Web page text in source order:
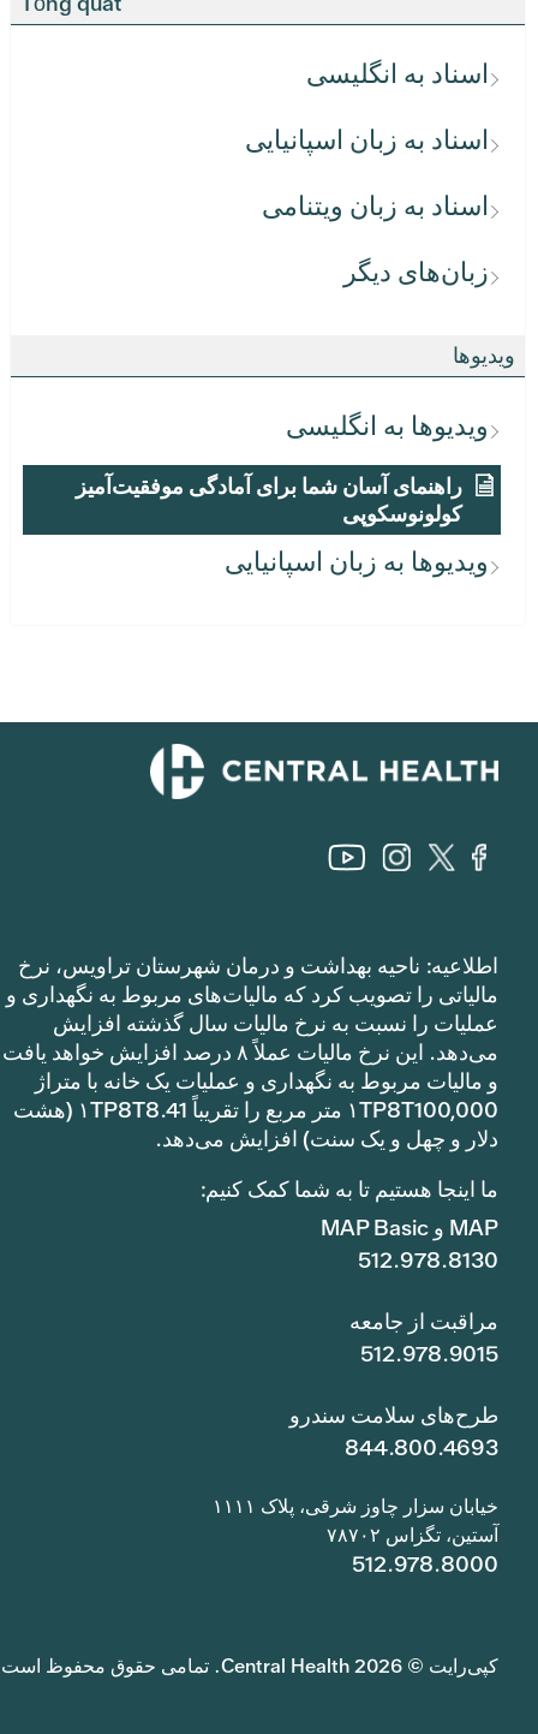
اسناد به انگلیسی
اسناد به زبان اسپانیایی
اسناد به زبان ویتنامی
زبان‌های دیگر
ویدیوها
ویدیوها به انگلیسی
راهنمای آسان شما برای آمادگی موفقیت‌آمیز
کولونوسکوپی
ویدیوها به زبان اسپانیایی
اطلاعیه: ناحیه بهداشت و درمان شهرستان تراویس، نرخ
مالیاتی را تصویب کرد که مالیات‌های مربوط به نگهداری و
عملیات را نسبت به نرخ مالیات سال گذشته افزایش
می‌دهد. این نرخ مالیات عملاً ۸ درصد افزایش خواهد یافت
و مالیات مربوط به نگهداری و عملیات یک خانه با متراژ
۱TP8T100,000 متر مربع را تقریباً ۱TP8T8.41 (هشت
دلار و چهل و یک سنت) افزایش می‌دهد.
ما اینجا هستیم تا به شما کمک کنیم:
MAP و MAP Basic
512.978.8130
مراقبت از جامعه
512.978.9015
طرح‌های سلامت سندرو
844.800.4693
خیابان سزار چاوز شرقی، پلاک ۱۱۱۱
آستین، تگزاس ۷۸۷۰۲
512.978.8000
کپی‌رایت © 2026 Central Health. تمامی حقوق محفوظ است.